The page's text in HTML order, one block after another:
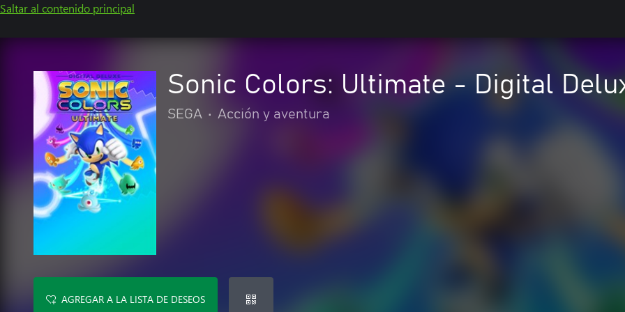
Saltar al contenido principal
Sonic Colors: Ultimate - Digital
SEGA • Acción y aventura
AGREGAR A LA LISTA DE DESEOS